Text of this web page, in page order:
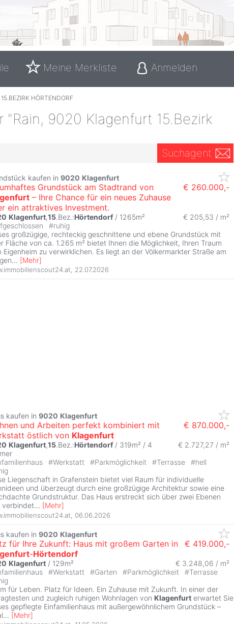
Meine Merkliste Anmelden
HÖRTENDORF
9020 Klagenfurt 15.Bezirk
Suchagent
kaufen in 9020 Klagenfurt
Grundstück am Stadtrand von
– Ihre Chance für ein neues Zuhause
ein attraktives Investment.
€ 260.000,-
Klagenfurt,15.Bez.:Hörtendorf / 1265m²
€ 205,53 / m²
#ruhig
großzügige, rechteckig geschnittene und ebene Grundstück mit
Fläche von ca. 1.265 m² bietet Ihnen die Möglichkeit, Ihren Traum
Eigenheim zu verwirklichen. Es liegt an der Völkermarkter Straße am
... [Mehr]
22.07.2026
kaufen in 9020 Klagenfurt
und Arbeiten perfekt kombiniert mit
östlich von Klagenfurt
€ 870.000,-
Klagenfurt,15.Bez.:Hörtendorf / 319m² / 4
€ 2.727,27 / m²
#Werkstatt #Parkmöglichkeit #Terrasse #hell
Liegenschaft in Grafenstein bietet viel Raum für individuelle
und überzeugt durch eine großzügige Architektur sowie eine
Grundstruktur. Das Haus erstreckt sich über zwei Ebenen
verbindet... [Mehr]
06.06.2026
kaufen in 9020 Klagenfurt
für Ihre Zukunft: Haus mit großem Garten in
-Hörtendorf
€ 419.000,-
Klagenfurt / 129m²
€ 3.248,06 / m²
#Werkstatt #Garten #Parkmöglichkeit #Terrasse
für Leben. Platz für Ideen. Ein Zuhause mit Zukunft. In einer der
und zugleich ruhigen Wohnlagen von Klagenfurt erwartet Sie
gepflegte Einfamilienhaus mit außergewöhnlichem Grundstück –
... [Mehr]